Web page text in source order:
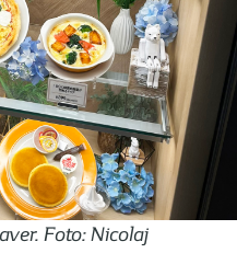
Foto: Nicolaj